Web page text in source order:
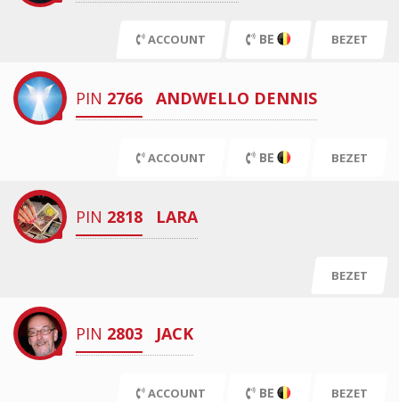
ACCOUNT BE BEZET
PIN 2766 ANDWELLO DENNIS
ACCOUNT BE BEZET
PIN 2818 LARA
BEZET
PIN 2803 JACK
ACCOUNT BE BEZET